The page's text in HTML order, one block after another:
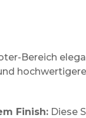
Bereich
Finish:Diese